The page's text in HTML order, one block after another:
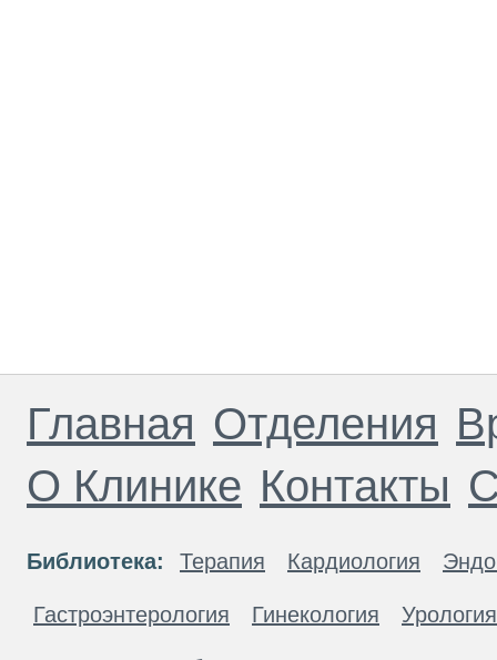
Главная Отделения
О Клинике Контакты
Библиотека: Терапия Кардиология
Гастроэнтерология Гинекология Урология